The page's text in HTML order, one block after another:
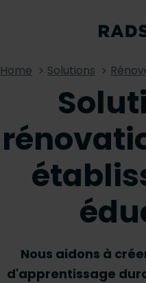
Home Solutions
Nous aidons à
d'apprentissage